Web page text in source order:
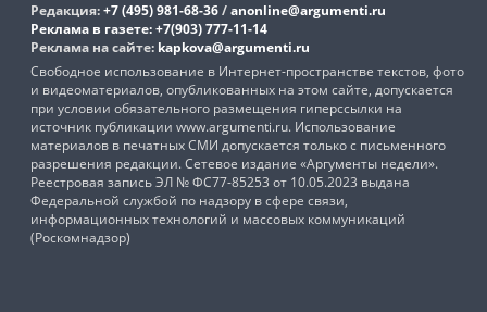
Редакция:+7 (495) 981-68-36/anonline@argumenti.ru
Реклама в газете:+7(903) 777-11-14
Реклама на сайте: kapkova@argumenti.ru
Свободное использование в Интернет-пространстве текстов, фото
и видеоматериалов, опубликованных на этом сайте, допускается
при условии обязательного размещения гиперссылки на
источник публикации www.argumenti.ru. Использование
материалов в печатных СМИ допускается только с письменного
разрешения редакции. Сетевое издание «Аргументы недели».
Реестровая запись ЭЛ № ФС77-85253 от 10.05.2023 выдана
Федеральной службой по надзору в сфере связи,
информационных технологий и массовых коммуникаций
(Роскомнадзор)